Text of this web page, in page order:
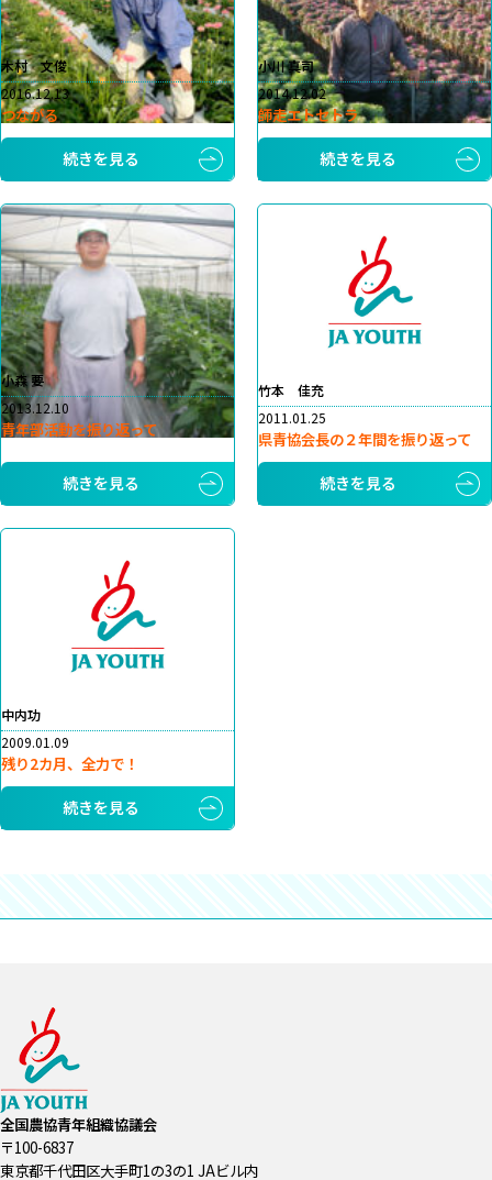
木村 文俊
2016.12.13
つながる
続きを見る
小川 真司
2014.12.02
師走エトセトラ
続きを見る
小森 要
2013.12.10
青年部活動を振り返って
続きを見る
竹本 佳充
2011.01.25
県青協会長の２年間を振り返って
続きを見る
中内功
2009.01.09
残り2カ月、全力で！
続きを見る
全国農協青年組織協議会
〒100-6837
東京都千代田区大手町1の3の1 JAビル内